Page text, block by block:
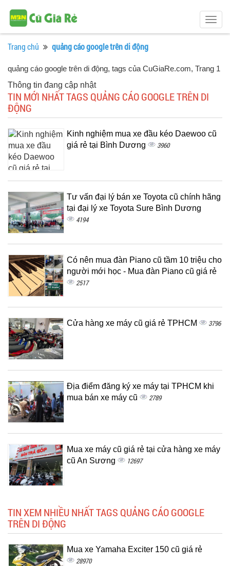
Trang chủ quảng cáo google trên di động
quảng cáo google trên di động, tags của CuGiaRe.com, Trang 1
Thông tin đang cập nhật
TIN MỚI NHẤT TAGS QUẢNG CÁO GOOGLE TRÊN DI
ĐỘNG
Kinh nghiệm mua xe đầu kéo Daewoo cũ
giá rẻ tại Bình Dương
3960
Tư vấn đại lý bán xe Toyota cũ chính hãng
tại đại lý xe Toyota Sure Bình Dương
4194
Có nên mua đàn Piano cũ tầm 10 triệu cho
người mới học - Mua đàn Piano cũ giá rẻ
2517
Cửa hàng xe máy cũ giá rẻ TPHCM 3796
Địa điểm đăng ký xe máy tại TPHCM khi
mua bán xe máy cũ
2789
Mua xe máy cũ giá rẻ tại cửa hàng xe máy
cũ An Sương
12697
TIN XEM NHIỀU NHẤT TAGS QUẢNG CÁO GOOGLE
TRÊN DI ĐỘNG
Mua xe Yamaha Exciter 150 cũ giá rẻ
28970